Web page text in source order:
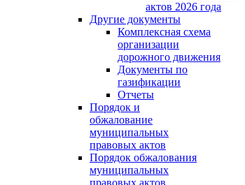
актов 2026 года
Другие документы
Комплексная схема
организации
дорожного движения
Документы по
газификации
Отчеты
Порядок и
обжалование
муниципальных
правовых актов
Порядок обжалования
муниципальных
правовых актов